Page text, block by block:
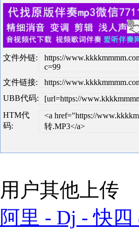
文件外链:
https://
c=99
文件链接:
https://
UBB代码:
[url=https://
HTM代
码:
<a href="https://
转.MP3</a>
用户其他上传
阿里 - Dj - 快四